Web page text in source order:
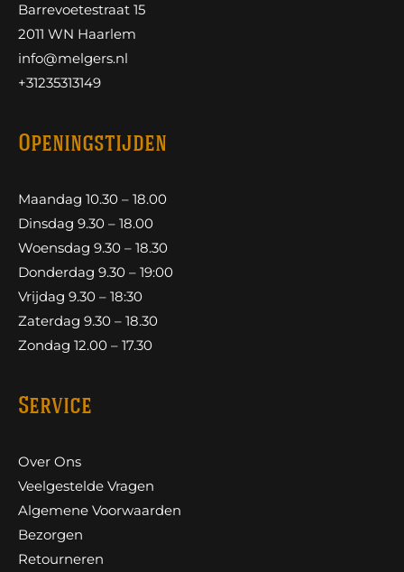
Barrevoetestraat 15
2011 WN Haarlem
info@melgers.nl
+31235313149
Openingstijden
Maandag 10.30 – 18.00
Dinsdag 9.30 – 18.00
Woensdag 9.30 – 18.30
Donderdag 9.30 – 19:00
Vrijdag 9.30 – 18:30
Zaterdag 9.30 – 18.30
Zondag 12.00 – 17.30
Service
Over Ons
Veelgestelde Vragen
Algemene Voorwaarden
Bezorgen
Retourneren